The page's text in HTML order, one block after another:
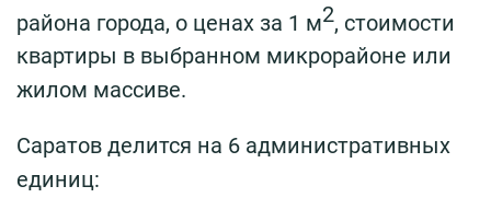
района города, о ценах за 1 м2, стоимости
квартиры в выбранном микрорайоне или
жилом массиве.
Саратов делится на 6 административных
единиц: